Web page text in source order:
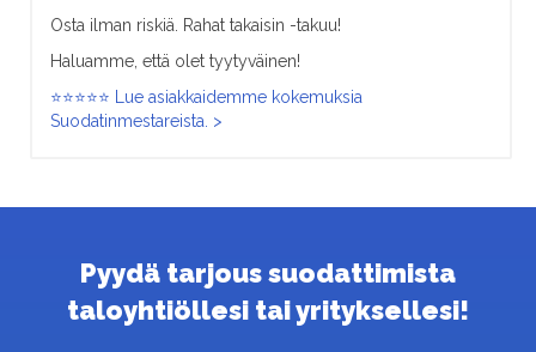
Osta ilman riskiä. Rahat takaisin -takuu!
Haluamme, että olet tyytyväinen!
⭐⭐⭐⭐⭐ Lue asiakkaidemme kokemuksia
Suodatinmestareista. >
Pyydä tarjous suodattimista
taloyhtiöllesi tai yrityksellesi!